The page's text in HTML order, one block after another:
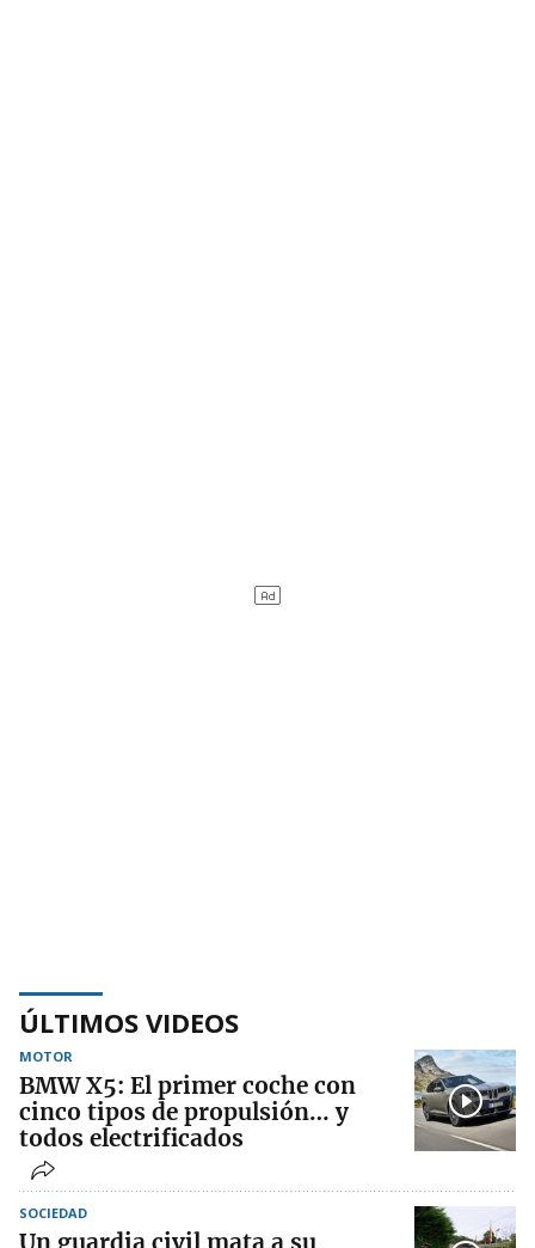
ÚLTIMOS VIDEOS
MOTOR
BMW X5: El primer coche con
cinco tipos de propulsión… y
todos electrificados
SOCIEDAD